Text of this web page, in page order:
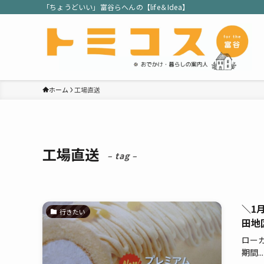
「ちょうどいい」富谷らへんの【life＆Idea】
ホーム 工場直送
工場直送 – tag –
行きたい
＼1
田地
ロー
期間...